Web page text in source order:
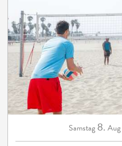
Samstag 8. Aug